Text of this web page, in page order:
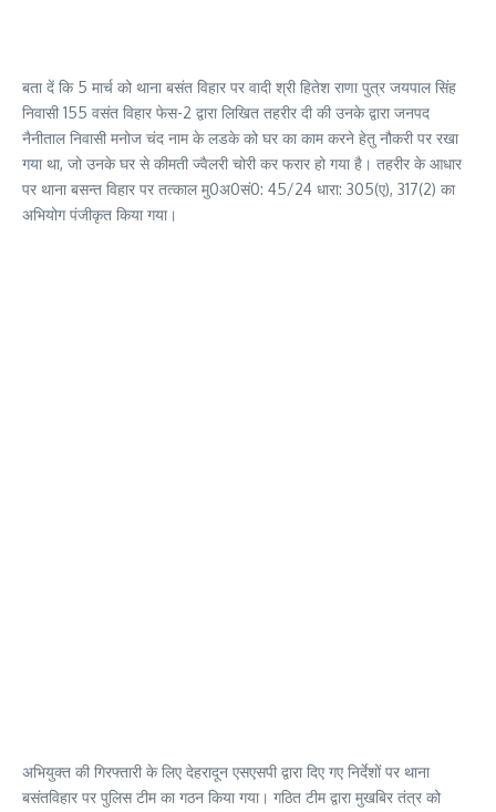
बता दें कि 5 मार्च को थाना बसंत विहार पर वादी श्री हितेश राणा पुत्र जयपाल सिंह
निवासी 155 वसंत विहार फेस-2 द्वारा लिखित तहरीर दी की उनके द्वारा जनपद
नैनीताल निवासी मनोज चंद नाम के लडके को घर का काम करने हेतु नौकरी पर रखा
गया था, जो उनके घर से कीमती ज्वैलरी चोरी कर फरार हो गया है। तहरीर के आधार
पर थाना बसन्त विहार पर तत्काल मु0अ0सं0: 45/24 धारा: 305(ए), 317(2) का
अभियोग पंजीकृत किया गया।
अभियुक्त की गिरफ्तारी के लिए देहरादून एसएसपी द्वारा दिए गए निर्देशों पर थाना
बसंतविहार पर पुलिस टीम का गठन किया गया। गठित टीम द्वारा मुखबिर तंत्र को